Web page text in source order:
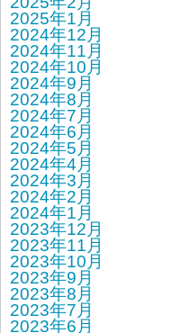
2025年1月
2024年12月
2024年11月
2024年10月
2024年9月
2024年8月
2024年7月
2024年6月
2024年5月
2024年4月
2024年3月
2024年2月
2024年1月
2023年12月
2023年11月
2023年10月
2023年9月
2023年8月
2023年7月
2023年6月